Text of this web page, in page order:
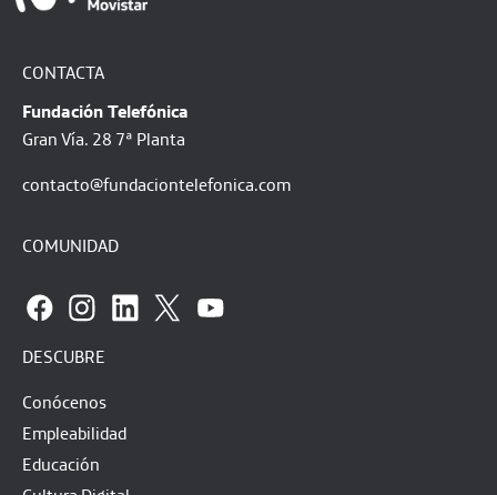
CONTACTA
Fundación Telefónica
Gran Vía. 28 7ª Planta
contacto@fundaciontelefonica.com
COMUNIDAD
DESCUBRE
Conócenos
Empleabilidad
Educación